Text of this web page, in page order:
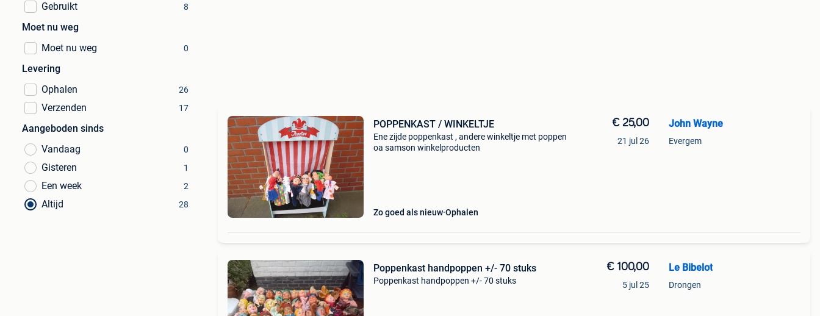
Gebruikt 8
Moet nu weg
Moet nu weg
0
Levering
Ophalen
26
Verzenden 17
Aangeboden sinds
Vandaag
0
Gisteren 1
Een week 2
Altijd 28
POPPENKAST / WINKELTJE
Ene zijde poppenkast , andere winkeltje met poppen
oa samson winkelproducten
Zo goed als nieuw Ophalen
€ 25,00
21 jul 26
John Wayne
Evergem
Poppenkast handpoppen +/- 70 stuks
Poppenkast handpoppen +/- 70 stuks
€ 100,00
5 jul 25
Le Bibelot
Drongen